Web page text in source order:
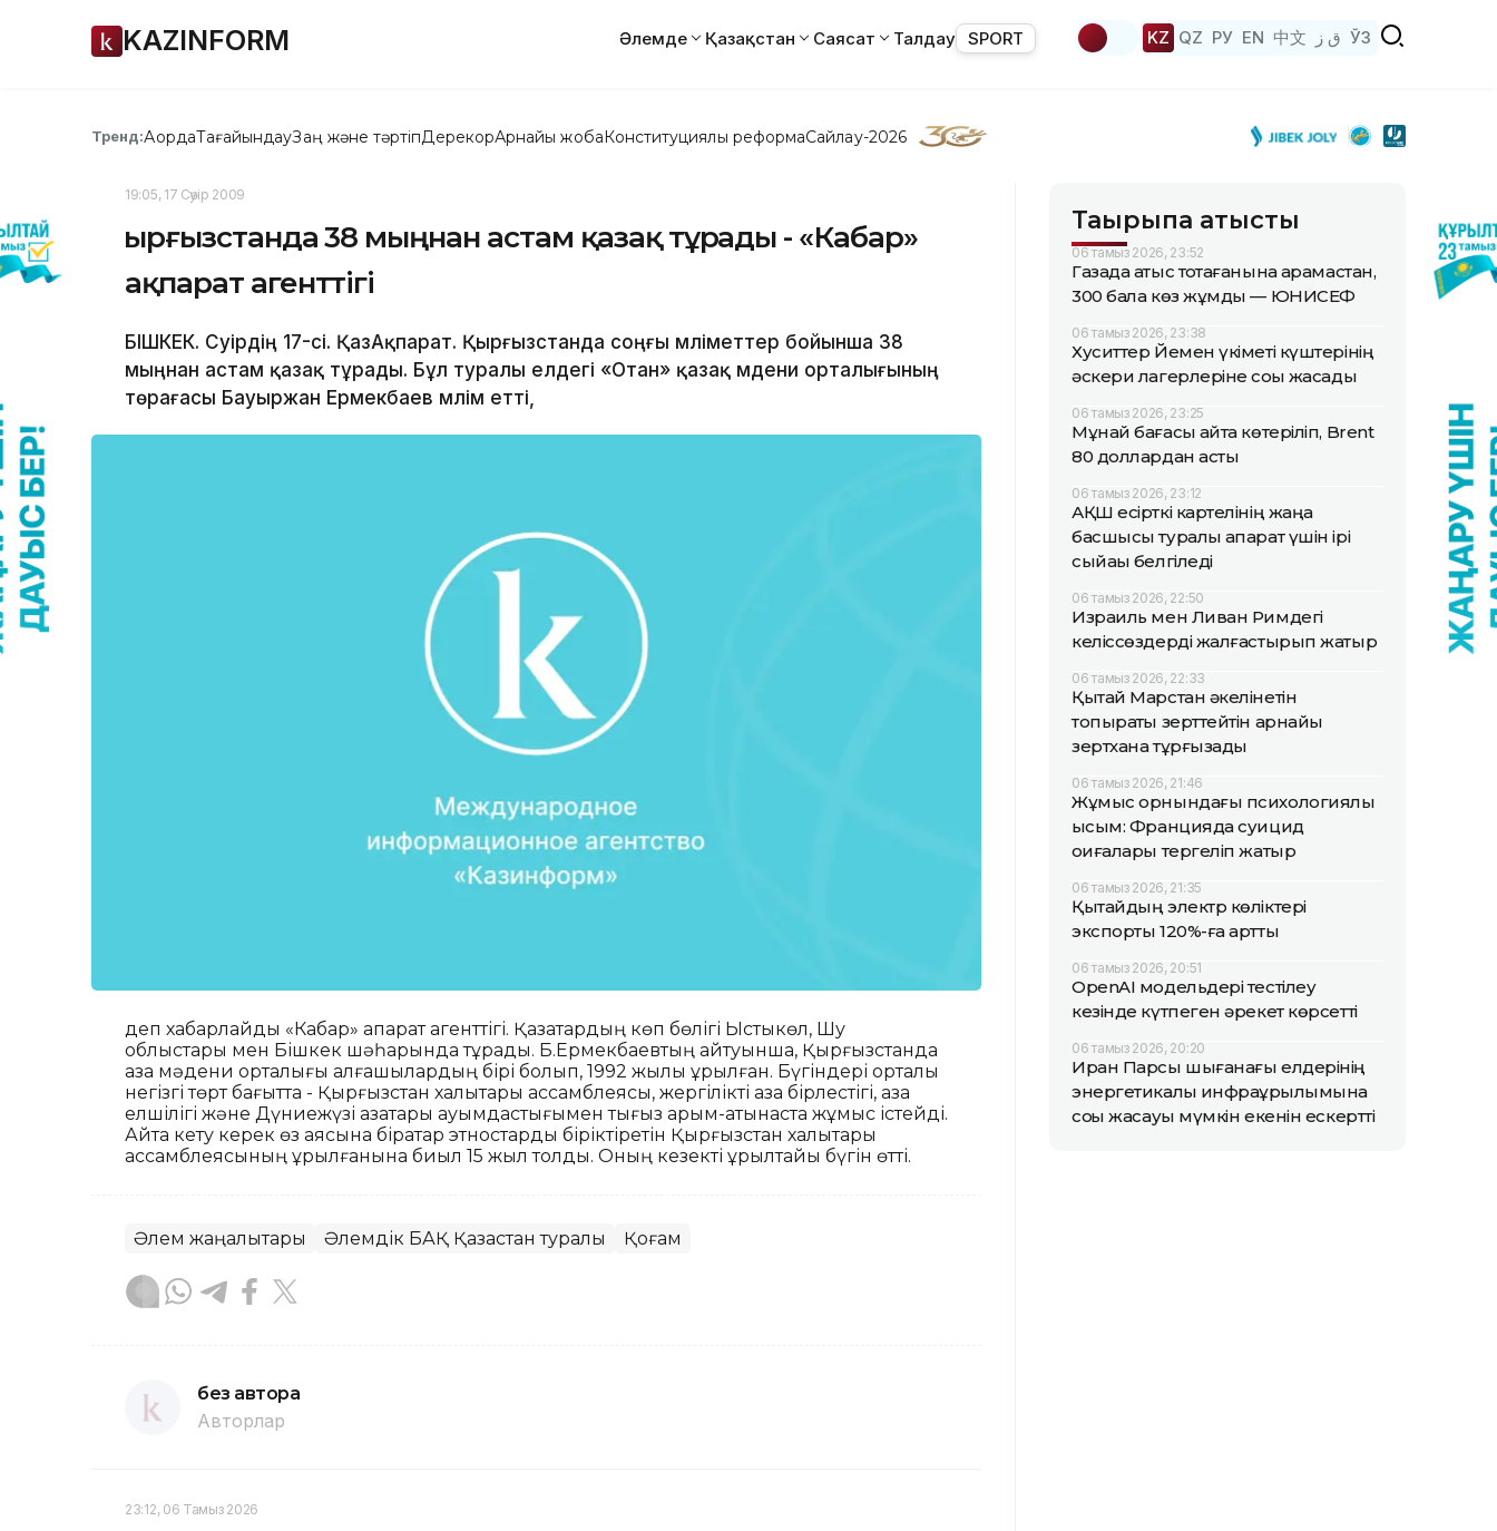
KAZINFORM Әлемде Қазақстан Саясат Талдау SPORT KZ QZ РУ EN 中文 ق ز ЎЗ
Тренд:АқордаТағайындауЗаң және тәртіпДерекқорАрнайы жобаКонституциялық реформаСайлау-2026
19:05, 17 Сәуір 2009
Қырғызстанда 38 мыңнан астам қазақ тұрады - «Кабар»
ақпарат агенттігі
БІШКЕК. Сәуірдің 17-сі. ҚазАқпарат. Қырғызстанда соңғы мәліметтер бойынша 38
мыңнан астам қазақ тұрады. Бұл туралы елдегі «Отан» қазақ мәдени орталығының
төрағасы Бауыржан Ермекбаев мәлім етті,
деп хабарлайды «Кабар» ақпарат агенттігі. Қазақтардың көп бөлігі Ыстықкөл, Шу
облыстары мен Бішкек шәһарында тұрады. Б.Ермекбаевтың айтуынша, Қырғызстанда
қазақ мәдени орталығы алғашқылардың бірі болып, 1992 жылы құрылған. Бүгіндері орталық
негізгі төрт бағытта - Қырғызстан халықтары ассамблеясы, жергілікті қазақ бірлестігі, қазақ
елшілігі және Дүниежүзі қазақтары қауымдастығымен тығыз қарым-қатынаста жұмыс істейді.
Айта кету керек өз аясына бірқатар этностарды біріктіретін Қырғызстан халықтары
ассамблеясының құрылғанына биыл 15 жыл толды. Оның кезекті құрылтайы бүгін өтті.
Әлем жаңалықтары Әлемдік БАҚ Қазақстан туралы Қоғам
без автора
Авторлар
23:12, 06 Тамыз 2026
Тақырыпқа қатысты
06 тамыз 2026, 23:52
Газада атыс тоқтағанына қарамастан,
300 бала көз жұмды — ЮНИСЕФ
06 тамыз 2026, 23:38
Хуситтер Йемен үкіметі күштерінің
әскери лагерлеріне соққы жасады
06 тамыз 2026, 23:25
Мұнай бағасы қайта көтеріліп, Brent
80 доллардан асты
06 тамыз 2026, 23:12
АҚШ есірткі картелінің жаңа
басшысы туралы ақпарат үшін ірі
сыйақы белгіледі
06 тамыз 2026, 22:50
Израиль мен Ливан Римдегі
келіссөздерді жалғастырып жатыр
06 тамыз 2026, 22:33
Қытай Марстан әкелінетін
топырақты зерттейтін арнайы
зертхана тұрғызады
06 тамыз 2026, 21:46
Жұмыс орнындағы психологиялық
қысым: Францияда суицид
оқиғалары тергеліп жатыр
06 тамыз 2026, 21:35
Қытайдың электр көліктері
экспорты 120%-ға артты
06 тамыз 2026, 20:51
OpenAI модельдері тестілеу
кезінде күтпеген әрекет көрсетті
06 тамыз 2026, 20:20
Иран Парсы шығанағы елдерінің
энергетикалық инфрақұрылымына
соққы жасауы мүмкін екенін ескертті